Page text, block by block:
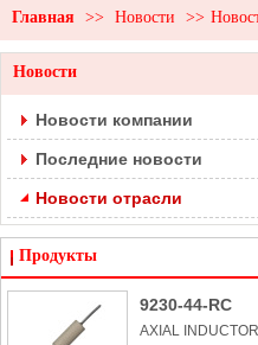
Главная >> Новости >>
Новости
Новости компании
Последние новости
Новости отрасли
Продукты
9230-44-RC
AXIAL